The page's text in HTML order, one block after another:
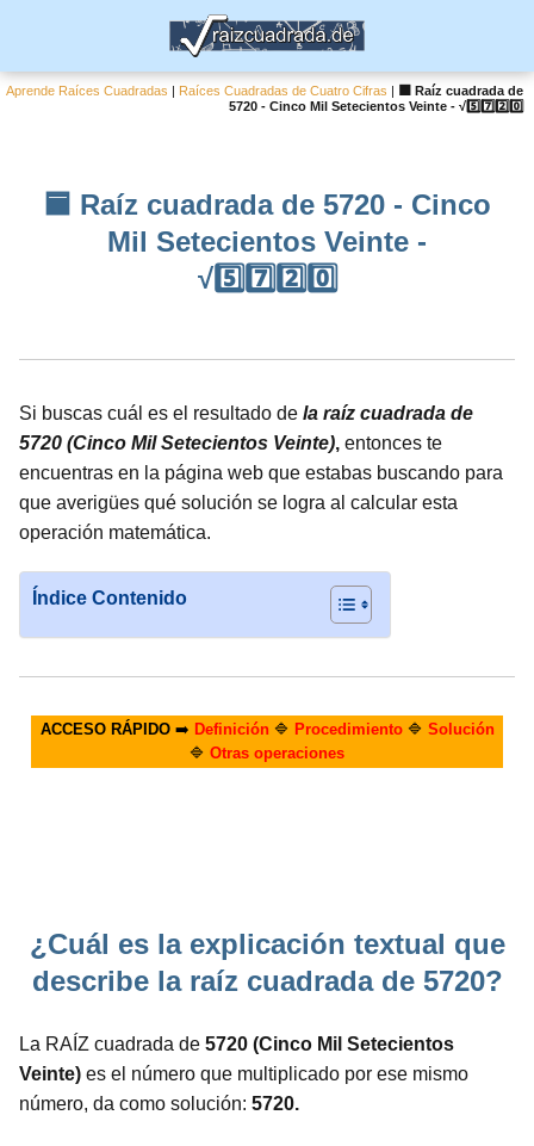
Aprende Raíces Cuadradas | Raíces Cuadradas de Cuatro Cifras |
🟦 Raíz cuadrada de
5720 - Cinco Mil Setecientos Veinte - √5️⃣7️⃣2️⃣0️⃣
🟦 Raíz cuadrada de 5720 - Cinco
Mil Setecientos Veinte -
√5️⃣7️⃣2️⃣0️⃣
Si buscas cuál es el resultado de la raíz cuadrada de
5720 (Cinco Mil Setecientos Veinte), entonces te
encuentras en la página web que estabas buscando para
que averigües qué solución se logra al calcular esta
operación matemática.
Índice Contenido
ACCESO RÁPIDO➡️ Definición🔷 Procedimiento🔷 Solución
🔷 Otras operaciones
¿Cuál es la explicación textual que
describe la raíz cuadrada de 5720?
La RAÍZ cuadrada de 5720 (Cinco Mil Setecientos
Veinte) es el número que multiplicado por ese mismo
número, da como solución: 5720.